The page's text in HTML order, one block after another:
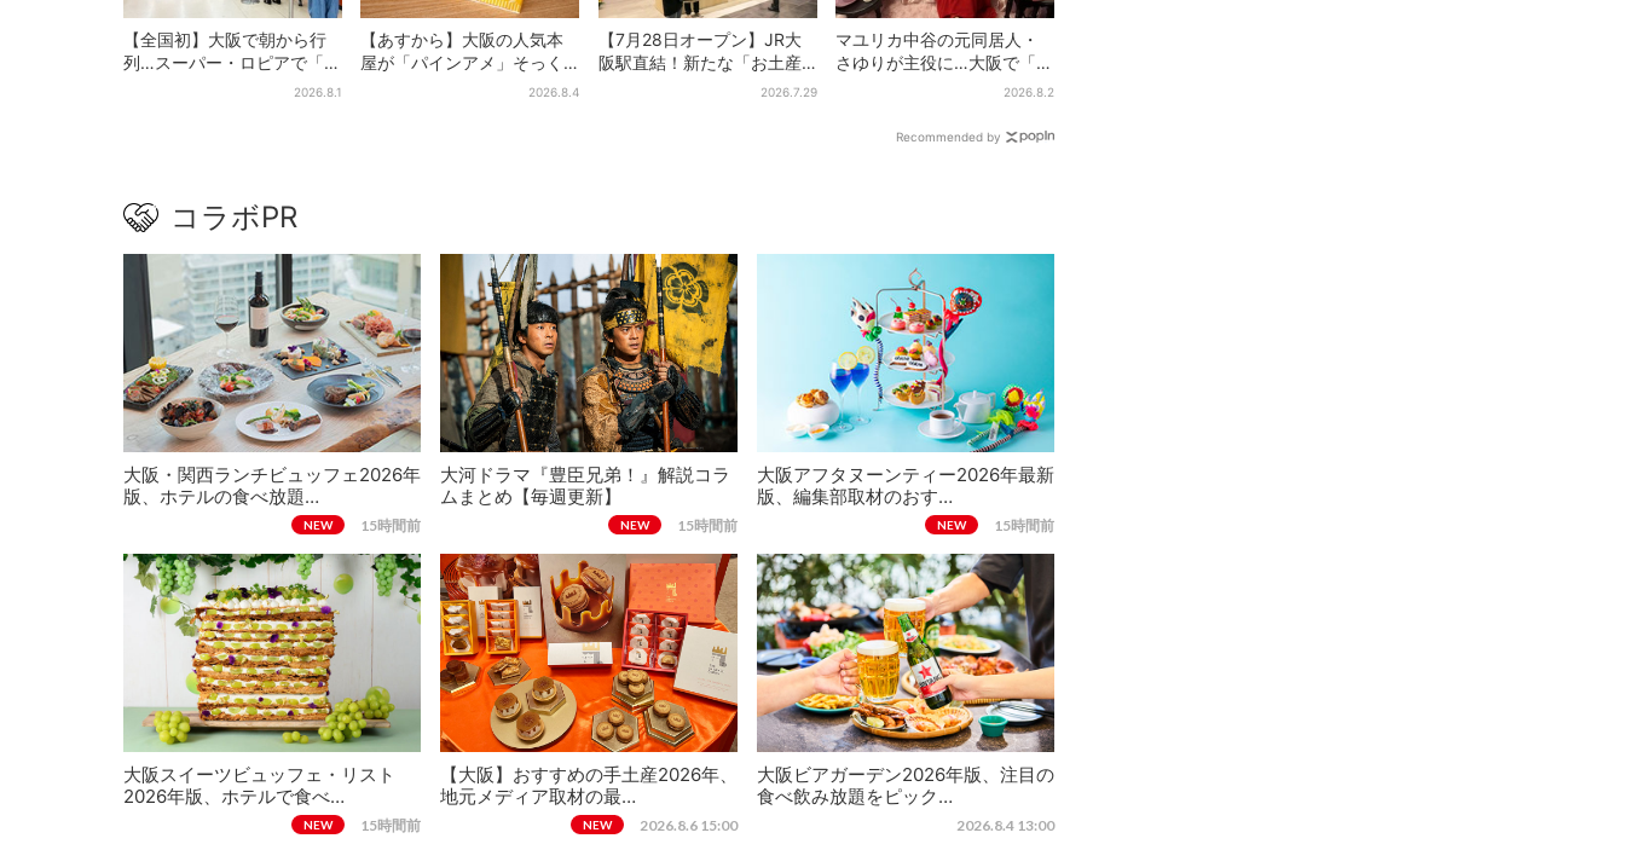
【全国初】大阪で朝から行
列…スーパー・ロピアで「ど
デカ抽選会」、開始30分2026.8.1
【あすから】大阪の人気本
屋が「パインアメ」そっく
りのブックカバー開発、梅
2026.8.4
【7月28日オープン】JR大
阪駅直結！新たな「お土産
ショップ」、銘菓バラ売り
2026.7.29
マユリカ中谷の元同居人・
さゆりが主役に…大阪で「呪
物展」開催、コンセプト2026.8.2
Recommended by
コラボPR
大阪・関西ランチビュッフェ2026年
版、ホテルの食べ放題…
NEW 15時間前
大河ドラマ『豊臣兄弟！』解説コラ
ムまとめ【毎週更新】
NEW 15時間前
大阪アフタヌーンティー2026年最新
版、編集部取材のおす…
NEW 15時間前
大阪スイーツビュッフェ・リスト
2026年版、ホテルで食べ…
NEW 15時間前
【大阪】おすすめの手土産2026年、
地元メディア取材の最…
NEW 2026.8.6 15:00
大阪ビアガーデン2026年版、注目の
食べ飲み放題をピック…
2026.8.4 13:00